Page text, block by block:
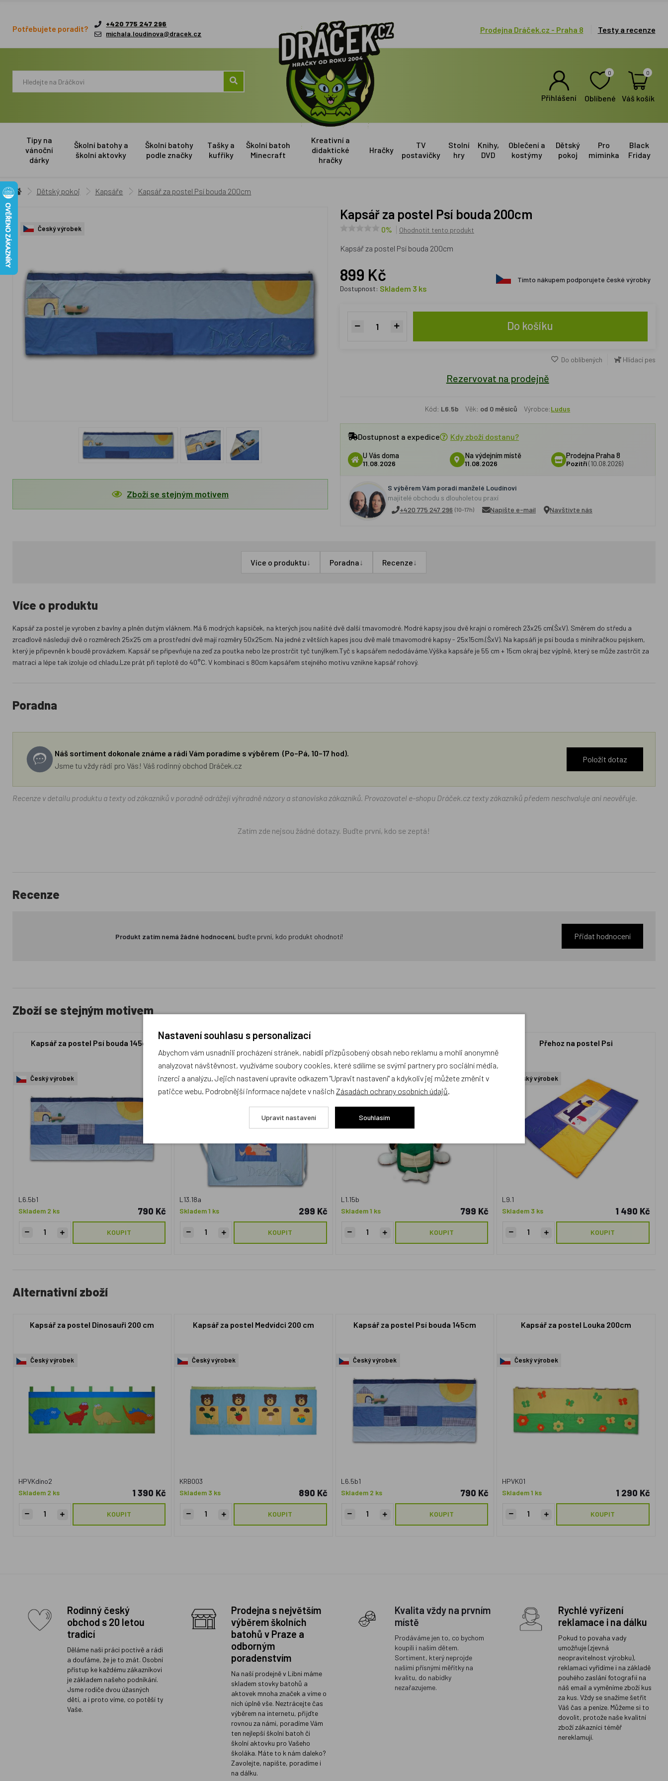
Potřebujete poradit?
+420 775 247 296
michala.loudinova@dracek.cz
Prodejna Dráček.cz - Praha 8 Testy a recenze
Přihlášení
0
Oblíbené
0
Váš košík
Tipy na
vánoční
dárky
Školní batohy a
školní aktovky
Školní batohy
podle značky
Tašky a
kufříky
Školní batoh
Minecraft
Kreativní a
didaktické
hračky
Hračky
TV
postavičky
Stolní
hry
Knihy,
DVD
Oblečení a
kostýmy
Dětský
pokoj
Pro
miminka
Black
Friday
Dětský pokoj Kapsáře Kapsář za postel Psí bouda 200cm
Český výrobek
Zboží se stejným motivem
Kapsář za postel Psí bouda 200cm
0% Ohodnotit tento produkt
Kapsář za postel Psí bouda 200cm
899 Kč
Dostupnost: Skladem 3 ks
Tímto nákupem podporujete české výrobky
Do košíku
Do oblíbených Hlídací pes
Rezervovat na prodejně
Kód: L6.5b Věk: od 0 měsíců Výrobce:Ludus
Dostupnost a expedice Kdy zboží dostanu?
U Vás doma
11.08.2026
Na výdejním místě
11.08.2026
Prodejna Praha 8
Pozítří(10.08.2026)
S výběrem Vám poradí manželé Loudínovi
majitelé obchodu s dlouholetou praxí
+420 775 247 296 (10-17h) Napište e-mail Navštivte nás
Více o produktu↓ Poradna↓ Recenze↓
Více o produktu
Kapsář za postel je vyroben z bavlny a plněn dutým vláknem. Má 6 modrých kapsiček, na kterých jsou našité dvě další tmavomodré. Modré kapsy jsou dvě krajní o roměrech 23x25 cm(ŠxV). Směrem do středu a
zrcadlově následují dvě o rozměrech 25x25 cm a prostřední dvě mají rozměry 50x25cm. Na jedné z větších kapes jsou dvě malé tmavomodré kapsy - 25x15cm.(ŠxV). Na kapsáři je psí bouda s minihračkou pejskem,
který je připevněn k boudě provázkem. Kapsář se připevňuje na zeď za poutka nebo lze prostrčit tyč tunýlkem.Tyč s kapsářem nedodáváme.Výška kapsáře je 55 cm + 15cm okraj bez výplně, který se může zastrčit za
matraci a lépe tak izoluje od chladu.Lze prát při teplotě do 40°C. V kombinaci s 80cm kapsářem stejného motivu vznikne kapsář rohový.
Poradna
Náš sortiment dokonale známe a rádi Vám poradíme s výběrem (Po–Pá, 10–17 hod).
Jsme tu vždy rádi pro Vás! Váš rodinný obchod Dráček.cz
Položit dotaz
Recenze v detailu produktu a texty od zákazníků v poradně odrážejí výhradně názory a stanoviska zákazníků. Provozovatel e-shopu Dráček.cz texty zákazníků předem neschvaluje ani neověřuje.
Zatím zde nejsou žádné dotazy. Buďte první, kdo se zeptá!
Recenze
Produkt zatím nemá žádné hodnocení, buďte první, kdo produkt ohodnotí! Přidat hodnocení
Zboží se stejným motivem
Kapsář za postel Psí bouda 145cm
Český výrobek
L6.5b1
Skladem 2 ks
790 Kč
KOUPIT
Zástěrka Pes modrý velká
Český výrobek
L13.18a
Skladem 1 ks
299 Kč
KOUPIT
Český výrobek
L1.15b
Skladem 1 ks
799 Kč
KOUPIT
Přehoz na postel Psi
Český výrobek
L9.1
Skladem 3 ks
1 490 Kč
KOUPIT
Alternativní zboží
Kapsář za postel Dinosauři 200 cm
Český výrobek
HPVKdino2
Skladem 2 ks
1 390 Kč
KOUPIT
Kapsář za postel Medvídci 200 cm
Český výrobek
KRB003
Skladem 3 ks
890 Kč
KOUPIT
Kapsář za postel Psí bouda 145cm
Český výrobek
L6.5b1
Skladem 2 ks
790 Kč
KOUPIT
Kapsář za postel Louka 200cm
Český výrobek
HPVK01
Skladem 1 ks
1 290 Kč
KOUPIT
Rodinný český
obchod s 20 letou
tradicí
Děláme naši práci poctivě a rádi
a doufáme, že je to znát. Osobní
přístup ke každému zákazníkovi
je základem našeho podnikání.
Jsme rodiče dvou úžasných
dětí, a i proto víme, co potěší ty
Vaše.
Prodejna s největším
výběrem školních
batohů v Praze a
odborným
poradenstvím
Na naší prodejně v Libni máme
skladem stovky batohů a
aktovek mnoha značek a víme o
nich úplně vše. Neztrácejte čas
výběrem na internetu, přijďte
rovnou za námi, poradíme Vám
ten nejlepší školní batoh či
školní aktovku pro Vašeho
školáka. Máte to k nám daleko?
Zavolejte, napište, poradíme i
na dálku.
Kvalita vždy na prvním
místě
Prodáváme jen to, co bychom
koupili i našim dětem.
Sortiment, který neprojde
našimi přísnými měřítky na
kvalitu, do nabídky
nezařazujeme.
Rychlé vyřízení
reklamace i na dálku
Pokud to povaha vady
umožňuje (zjevná
neopravitelnost výrobku),
reklamaci vyřídíme i na základě
pouhého zaslání fotografií na
náš email a vyměníme zboží kus
za kus. Vždy se snažíme šetřit
Váš čas a peníze. Můžeme si to
dovolit, protože naše kvalitní
zboží zákazníci téměř
nereklamují.
Nastavení souhlasu s personalizací
Abychom vám usnadnili procházení stránek, nabídli přizpůsobený obsah nebo reklamu a mohli anonymně
analyzovat návštěvnost, využíváme soubory cookies, které sdílíme se svými partnery pro sociální média,
inzerci a analýzu. Jejich nastavení upravíte odkazem "Upravit nastavení" a kdykoliv jej můžete změnit v
patičce webu. Podrobnější informace najdete v našich Zásadách ochrany osobních údajů.
Upravit nastavení Souhlasím